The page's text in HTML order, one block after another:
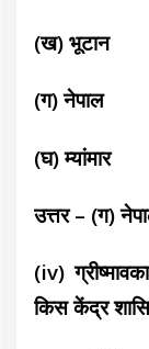
(ख) भूटान
(ग) नेपाल
(घ) म्यांमार
उत्तर – (ग)
(iv)
किस केंद्र